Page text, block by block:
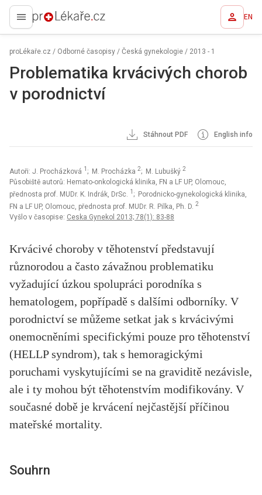
proLékaře.cz EN
proLékaře.cz / Odborné časopisy / Česká gynekologie / 2013 - 1
Problematika krvácivých chorob
v porodnictví
Stáhnout PDF English info
Autoři: J. Procházková 1 ; M. Procházka 2; M. Lubušký 2
Působiště autorů: Hemato-onkologická klinika, FN a LF UP, Olomouc,
přednosta prof. MUDr. K. Indrák, DrSc. 1 ; Porodnicko-gynekologická klinika,
FN a LF UP, Olomouc, přednosta prof. MUDr. R. Pilka, Ph. D. 2
Vyšlo v časopise: Ceska Gynekol 2013; 78(1): 83-88
Krvácivé choroby v těhotenství představují
různorodou a často závažnou problematiku
vyžadující úzkou spolupráci porodníka s
hematologem, popřípadě s dalšími odborníky. V
porodnictví se můžeme setkat jak s krvácivými
onemocněními specifickými pouze pro těhotenství
(HELLP syndrom), tak s hemoragickými
poruchami vyskytujícími se na graviditě nezávisle,
ale i ty mohou být těhotenstvím modifikovány. V
současné době je krvácení nejčastější příčinou
mateřské mortality.
Souhrn